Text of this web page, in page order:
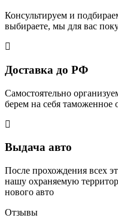
Консультируем и
выбираете, мы для вас
Доставка до РФ
Самостоятельно
берем на себя таможенное
Выдача авто
После прохождения всех
нашу охраняемую
нового авто
Отзывы